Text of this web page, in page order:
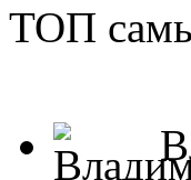
ТОП